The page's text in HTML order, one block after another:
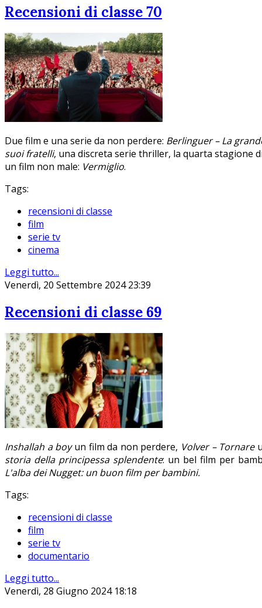
Recensioni di classe 70
Due film e una serie da non perdere: Berlinguer – La
suoi fratelli, una discreta serie thriller, la quarta stagione
un film non male: Vermiglio.
Tags:
recensioni di classe
film
serie tv
cinema
Leggi tutto...
Venerdì, 20 Settembre 2024 23:39
Recensioni di classe 69
Inshallah a boyun film da non perdere, Volver – Tornare
storia della principessa splendente: un bel film per
L'alba dei Nugget: un buon film per bambini.
Tags:
recensioni di classe
film
serie tv
documentario
Leggi tutto...
Venerdì, 28 Giugno 2024 18:18